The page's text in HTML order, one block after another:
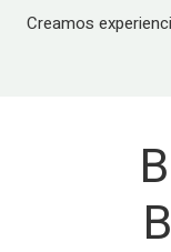
Creamos